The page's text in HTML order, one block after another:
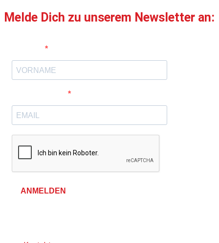
Melde Dich zu unserem Newsletter an:
ANMELDEN